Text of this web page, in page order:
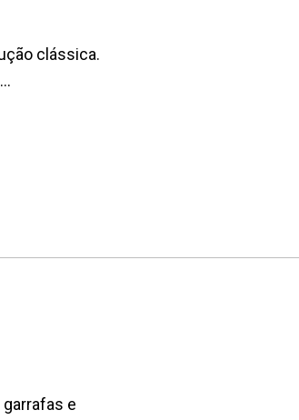
clássica.
e